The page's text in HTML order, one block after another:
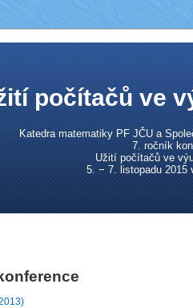
počítačů ve
Katedra matematiky PF JČU a
7. ročník
Užití počítačů ve
5. − 7. listopadu 2015